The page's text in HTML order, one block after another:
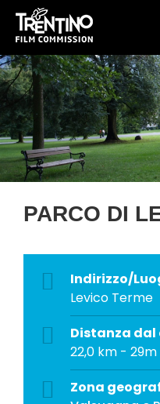
PARCO DI
Indirizzo/
Levico Terme
Distanza
22,0 km - 29m
Zona